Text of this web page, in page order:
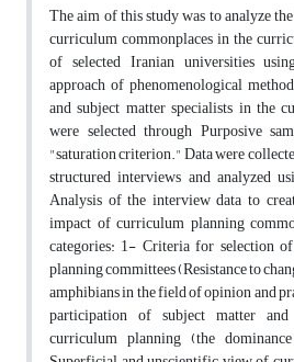
The aim of this study was to analyze
curriculum commonplaces in the
of selected Iranian universities
approach of phenomenological
and subject matter specialists in the
were selected through Purposive
"saturation criterion." Data were
structured interviews and analyzed
Analysis of the interview data to
impact of curriculum planning
categories: 1- Criteria for selection
planning committees (Resistance to
amphibians in the field of opinion and
participation of subject matter
curriculum planning (the